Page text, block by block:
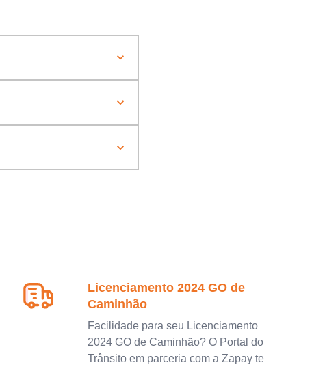
Licenciamento 2024 GO de
Caminhão
Facilidade para seu Licenciamento
2024 GO de Caminhão? O Portal do
Trânsito em parceria com a Zapay te